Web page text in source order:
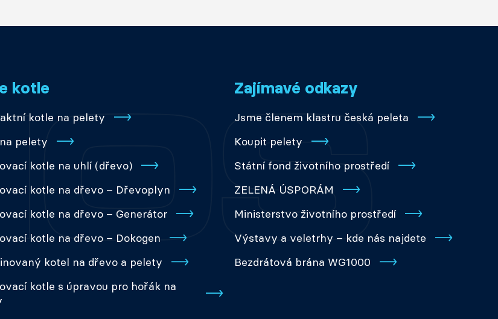
kotle
kotle na pelety
pelety
kotle na uhlí (dřevo)
kotle na dřevo – Dřevoplyn
kotle na dřevo – Generátor
kotle na dřevo – Dokogen
kotel na dřevo a pelety
kotle s úpravou pro hořák na
Zajímavé odkazy
Jsme členem klastru česká peleta
Koupit pelety
Státní fond životního prostředí
ZELENÁ ÚSPORÁM
Ministerstvo životního prostředí
Výstavy a veletrhy – kde nás najdete
Bezdrátová brána WG1000